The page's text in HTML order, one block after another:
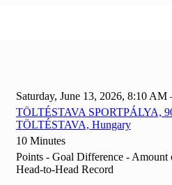
Saturday, June 13, 2026, 8:10
TÖLTÉSTAVA SPORTPÁLYA,
TÖLTÉSTAVA, Hungary
10 Minutes
Points - Goal Difference - Amount
Head-to-Head Record